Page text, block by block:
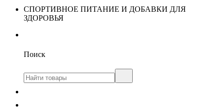
СПОРТИВНОЕ ПИТАНИЕ И ДОБАВКИ ДЛЯ
ЗДОРОВЬЯ
Поиск